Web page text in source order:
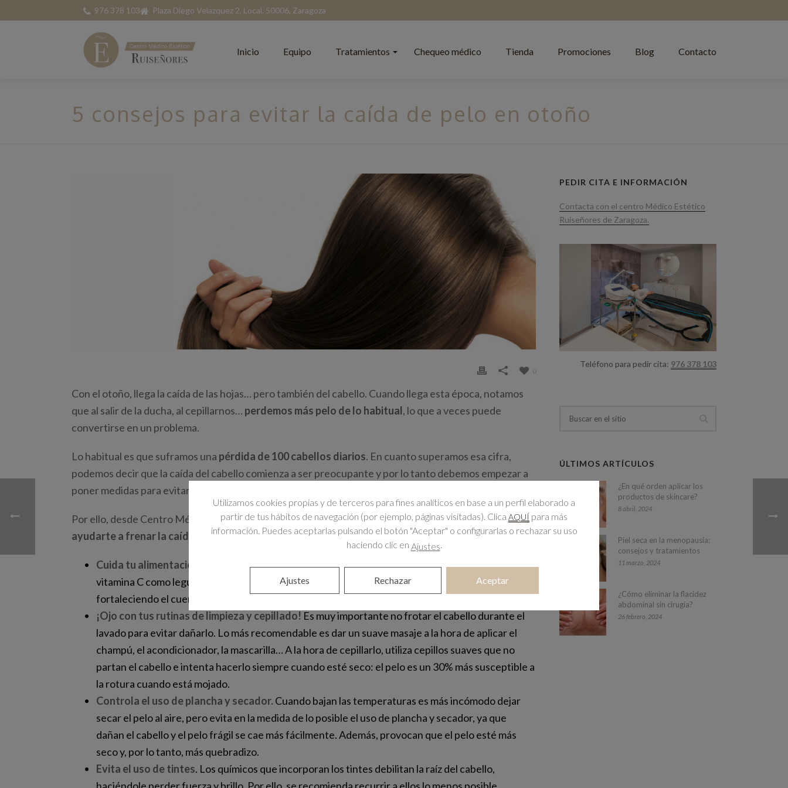
976 378 103 Plaza Diego Velazquez 2, Local. 50006, Zaragoza
Inicio Equipo Tratamientos Chequeo médico Tienda Promociones Blog Contacto
5 consejos para evitar la caída de pelo en otoño
0
Con el otoño, llega la caída de las hojas… pero también del cabello. Cuando llega esta época, notamos
que al salir de la ducha, al cepillarnos… perdemos más pelo de lo habitual, lo que a veces puede
convertirse en un problema.
Lo habitual es que suframos una pérdida de 100 cabellos diarios. En cuanto superamos esa cifra,
podemos decir que la caída del cabello comienza a ser preocupante y por lo tanto debemos empezar a
poner medidas para evitarlo.
Por ello, desde Centro Médico Estético Ruiseñores en Zaragoza te traemos5 consejos para
ayudarte a frenar la caída del cabello:
Cuida tu alimentación
. Mantén una alimentación equilibrada e incluye alimentos ricos en
vitamina C como legumbres y cítricos, ya que ayudan a asimilar mejor el hierro de los alimentos,
fortaleciendo el cuero cabelludo.
¡Ojo con tus rutinas de limpieza y cepillado! Es muy importante no frotar el cabello durante el
lavado para evitar dañarlo. Lo más recomendable es dar un suave masaje a la hora de aplicar el
champú, el acondicionador, la mascarilla… A la hora de cepillarlo, utiliza cepillos suaves que no
partan el cabello e intenta hacerlo siempre cuando esté seco: el pelo es un 30% más susceptible a
la rotura cuando está mojado.
Controla el uso de plancha y secador. Cuando bajan las temperaturas es más incómodo dejar
secar el pelo al aire, pero evita en la medida de lo posible el uso de plancha y secador, ya que
dañan el cabello y el pelo frágil se cae más fácilmente. Además, provocan que el pelo esté más
seco y, por lo tanto, más quebradizo.
Evita el uso de tintes. Los químicos que incorporan los tintes debilitan la raíz del cabello,
PEDIR CITA E INFORMACIÓN
Contacta con el centro Médico Estético
Ruiseñores de Zaragoza.
Teléfono para pedir cita: 976 378 103
ÚLTIMOS ARTÍCULOS
¿En qué orden aplicar los
productos de skincare?
8 abril, 2024
Piel seca en la menopausia:
consejos y tratamientos
11 marzo, 2024
¿Cómo eliminar la flacidez
abdominal sin cirugía?
26 febrero, 2024
Utilizamos cookies propias y de terceros para fines analíticos en base a un perfil elaborado a
partir de tus hábitos de navegación (por ejemplo, páginas visitadas). Clica AQUÍ para más
información. Puedes aceptarlas pulsando el botón "Aceptar" o configurarlas o rechazar su uso
haciendo clic en Ajustes.
Aceptar
Rechazar
Ajustes